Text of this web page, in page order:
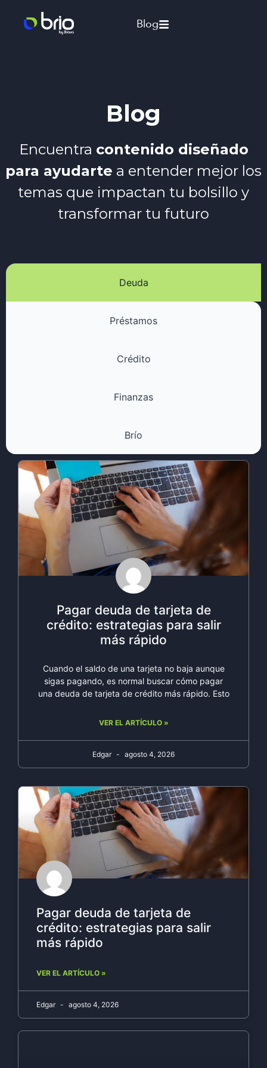
Blog
Blog
Encuentra contenido diseñado
para ayudarte a entender mejor los
temas que impactan tu bolsillo y
transformar tu futuro
Deuda
Préstamos
Crédito
Finanzas
Brío
Pagar deuda de tarjeta de
crédito: estrategias para salir
más rápido
Cuando el saldo de una tarjeta no baja aunque
sigas pagando, es normal buscar cómo pagar
una deuda de tarjeta de crédito más rápido. Esto
VER EL ARTÍCULO »
Edgar agosto 4, 2026
Pagar deuda de tarjeta de
crédito: estrategias para salir
más rápido
VER EL ARTÍCULO »
Edgar agosto 4, 2026